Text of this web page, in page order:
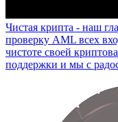
Чистая крипта - наш
проверку AML всех
чистоте своей
поддержки и мы с